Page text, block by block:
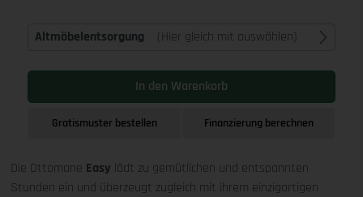
Altmöbelentsorgung (Hier gleich mit auswählen)
In den Warenkorb
Gratismuster bestellen Finanzierung berechnen
Die Ottomane Easy lädt zu gemütlichen und entspannten
Stunden ein und überzeugt zugleich mit ihrem einzigartigen